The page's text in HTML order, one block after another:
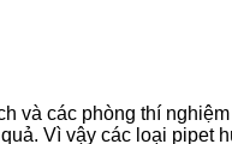
các phòng thí
Vì vậy các loại pipet